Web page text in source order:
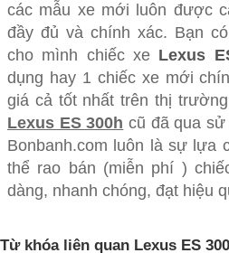
các mẫu xe mới luôn được
đầy đủ và chính xác. Bạn
cho mình chiếc xe Lexus
dụng hay 1 chiếc xe mới
giá cả tốt nhất trên thị
Lexus ES 300h cũ đã qua
Bonbanh.com luôn là sự lựa
thể rao bán (miễn phí )
dàng, nhanh chóng, đạt hiệu
Từ khóa liên quan Lexus ES